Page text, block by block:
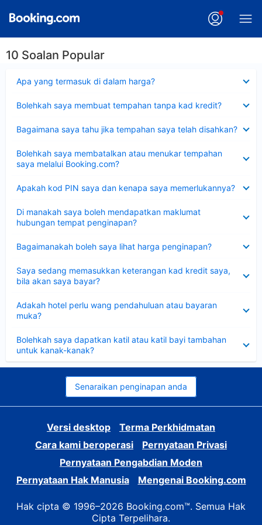
10 Soalan Popular
Apa yang termasuk di dalam harga?
Bolehkah saya membuat tempahan tanpa kad kredit?
Bagaimana saya tahu jika tempahan saya telah disahkan?
Bolehkah saya membatalkan atau menukar tempahan
saya melalui Booking.com?
Apakah kod PIN saya dan kenapa saya memerlukannya?
Di manakah saya boleh mendapatkan maklumat
hubungan tempat penginapan?
Bagaimanakah boleh saya lihat harga penginapan?
Saya sedang memasukkan keterangan kad kredit saya,
bila akan saya bayar?
Adakah hotel perlu wang pendahuluan atau bayaran
muka?
Bolehkah saya dapatkan katil atau katil bayi tambahan
untuk kanak-kanak?
Senaraikan penginapan anda
Versi desktop
Terma Perkhidmatan
Cara kami beroperasi
Pernyataan Privasi
Pernyataan Pengabdian Moden
Pernyataan Hak Manusia
Mengenai Booking.com
Hak cipta © 1996–2026 Booking.com™. Semua Hak
Cipta Terpelihara.